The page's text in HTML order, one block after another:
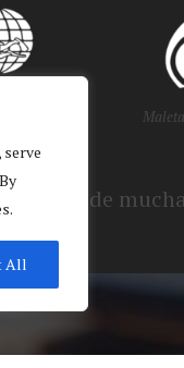
All
de